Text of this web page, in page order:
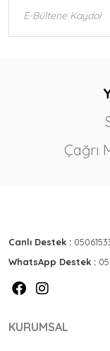
Çağrı
Canlı Destek :
WhatsApp Destek :
KURUMSAL